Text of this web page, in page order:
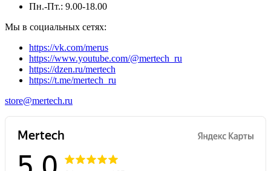
Пн.-Пт.: 9.00-18.00
Мы в социальных сетях:
https://vk.com/merus
https://www.youtube.com/@mertech_ru
https://dzen.ru/mertech
https://t.me/mertech_ru
store@mertech.ru